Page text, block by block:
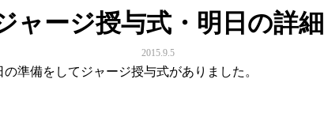
ャージ授与式・明日の詳細
2015.9.5
準備をしてジャージ授与式がありました。